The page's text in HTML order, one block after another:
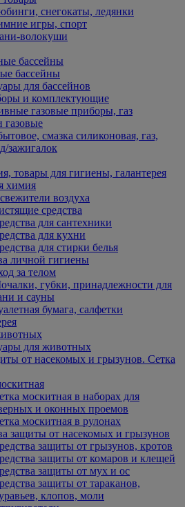
снегокаты, ледянки
игры, спорт
волокуши
бассейны
бассейны
для бассейнов
и комплектующие
газовые приборы, газ
газовые
смазка силиконовая, газ,
зажигалок
товары для гигиены, галантерея
химия
воздуха
средства
для сантехники
для кухни
для стирки белья
личной гигиены
за телом
губки, принадлежности для
и сауны
бумага, салфетки
для животных
от насекомых и грызунов. Сетка
москитная в наборах для
и оконных проемов
москитная в рулонах
защиты от насекомых и грызунов
защиты от грызунов, кротов
защиты от комаров и клещей
защиты от мух и ос
защиты от тараканов,
клопов, моли